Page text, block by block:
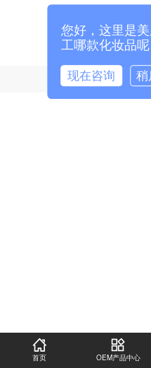
地址: 广州市番禺
首页 OEM产品中心
您好，这里是
工哪款化妆品呢
现在咨询 稍